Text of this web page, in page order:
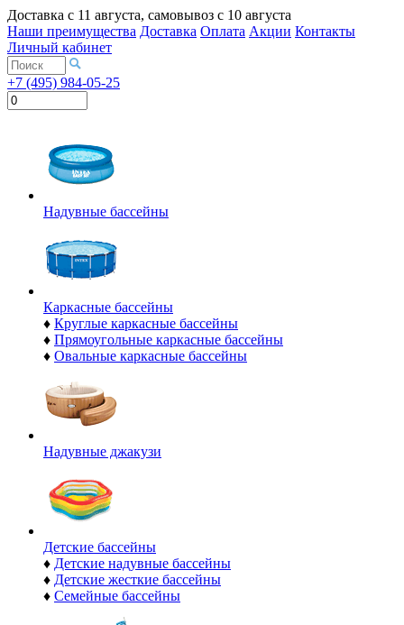
Доставка с 11 августа, самовывоз с 10 августа
Наши преимущества Доставка Оплата Акции Контакты
Личный кабинет
+7 (495) 984-05-25
Надувные бассейны
Каркасные бассейны
♦ Круглые каркасные бассейны
♦ Прямоугольные каркасные бассейны
♦ Овальные каркасные бассейны
Надувные джакузи
Детские бассейны
♦ Детские надувные бассейны
♦ Детские жесткие бассейны
♦ Семейные бассейны